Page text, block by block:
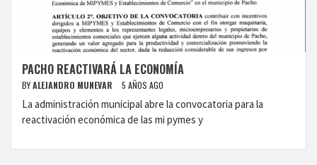
PACHO REACTIVARÁ LA ECONOMÍA
BYALEJANDRO MUNEVAR 5 AÑOS AGO
La administración municipal abre la convocatoria para la
reactivación económica de las mi pymes y